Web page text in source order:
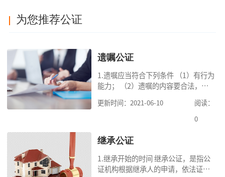
为您推荐公证
遗嘱公证
1.遗嘱应当符合下列条件 （1）有行为
能力； （2）遗嘱的内容要合法，对
人要保留必要的份额； （3）遗嘱中
的财产是个人合法财产。 2.可受理的
更新时间：2021-06-10
阅读：
0
继承公证
1.继承开始的时间 继承公证，是指公
证机构根据继承人的申请，依法证明